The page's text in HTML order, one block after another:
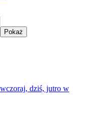
Pokaż
dziś, jutro w